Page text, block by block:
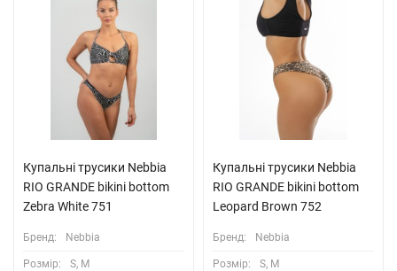
Купальні трусики Nebbia
RIO GRANDE bikini bottom
Zebra White 751
Бренд: Nebbia
Розмiр: S, M
Купальні трусики Nebbia
RIO GRANDE bikini bottom
Leopard Brown 752
Бренд: Nebbia
Розмiр: S, M